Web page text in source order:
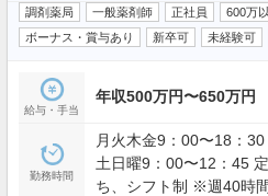
調剤薬局 一般薬剤師 正社員 600万
ボーナス・賞与あり
新卒可 未経験可
給与・手当
年収500万円〜650万円
勤務時間
月火木金9：00〜18
土日曜9：00〜12：45 定休日：祝 上
ち、シフト制 ※週40時